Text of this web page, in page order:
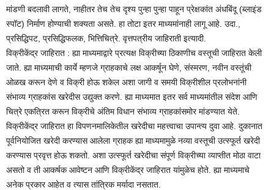
मांडणी बदलावी लागते, नाहीतर तेच तेच दृश्य पुन्हा पुन्हा पाहून प्रेक्षकांत अंधबिंदू (ब्लाइंड
स्पॉट) निर्माण होण्याची शक्यता असते. हा तोटा इतर माध्यमांनाही लागू आहे. उदा.,
प्रसिद्धिपट, प्रसिद्धिफलक, भित्तिचित्रे. वृत्तपत्रीय जाहिराती इत्यादी.
विक्रीकेंद्र जाहिरात : ह्या माध्यमाद्वारे प्रत्यक्ष विक्रीच्या ठिकाणीच वस्तूची जाहिरात केली
जाते. ह्या माध्यमाची कार्ये म्हणजे ग्राहकाचे लक्ष आकर्षून घेणे, संस्मरण, नवीन वस्तूंची
ओळख करून देणे व विक्री होऊ शकेल अशा जागी व समयी विक्रीशील प्रलोभनांनी
संभाव्य ग्राहकांस खरेदीस उद्युक्त करणे. ह्या माध्यमात इतर सर्व माध्यमांतील संदेश आणि
चित्रे एकत्रित करून विक्रीचे अंतिम विधान संभाव्य ग्राहकांसमोर मांडण्यात येते.
विक्रीकेंद्र जाहिरात हा विपणनमालिकेतील खरेदीचा महत्त्वाचा उपान्त्य दुवा आहे. दुकानात
पूर्वनियोजित खरेदी करण्यास आलेला ग्राहक ह्या माध्यमामुळे नव्या वस्तूची उत्स्फूर्त खरेदी
करण्यास प्रवृत्त होऊ शकतो. अशा उत्स्फूर्त खरेदीचा संपूर्ण विक्रीच्या व्याप्तीत मोठा वाटा
असतो व ती आकर्षक आवेष्टन आणि विक्रीकेंद्र जाहिरात यांमुळेच होते. ह्या माध्यमाचे
अनेक प्रकार आहेत व त्यास तांत्रिक मर्यादा नसतात.